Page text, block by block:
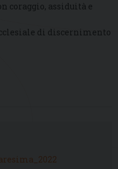
coraggio, assiduità e
di discernimento